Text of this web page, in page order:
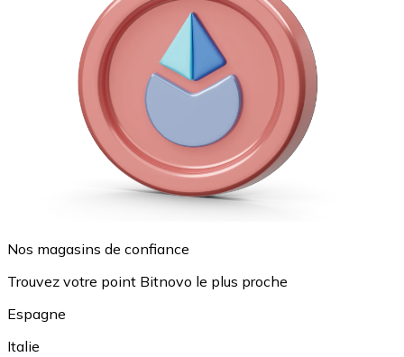
Nos magasins de confiance
Trouvez votre point Bitnovo le plus proche
Espagne
Italie